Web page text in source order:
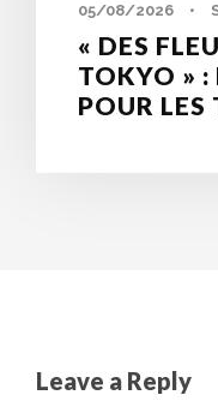
05/08/2026 •
« DES
TOKYO » :
POUR
Leave a Reply